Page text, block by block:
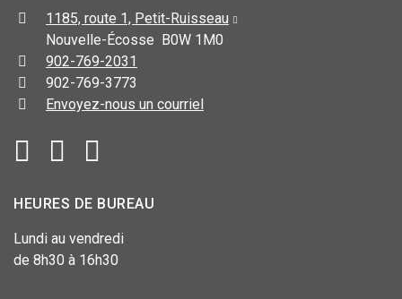
1185, route 1, Petit-Ruisseau
Nouvelle-Écosse B0W 1M0
902-769-2031
902-769-3773
Envoyez-nous un courriel
HEURES DE BUREAU
Lundi au vendredi
de 8h30 à 16h30